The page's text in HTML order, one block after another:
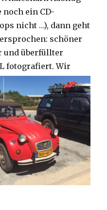
noch ein CD-
nicht …), dann geht
schöner
und überfüllter
fotografiert. Wir